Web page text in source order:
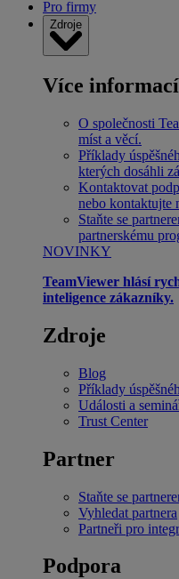
Pro firmy
Zdroje
Více
O společnosti
míst a věcí.
Příklady
kterých dosáhli
Kontaktovat
nebo kontaktujte
Staňte se
partnerskému
NOVINKY
TeamViewer hlásí
inteligence zákazníky.
Zdroje
Blog
Příklady
Události a
Trust Center
Partner
Staňte se
Vyhledat partnera
Partneři pro
Podpora